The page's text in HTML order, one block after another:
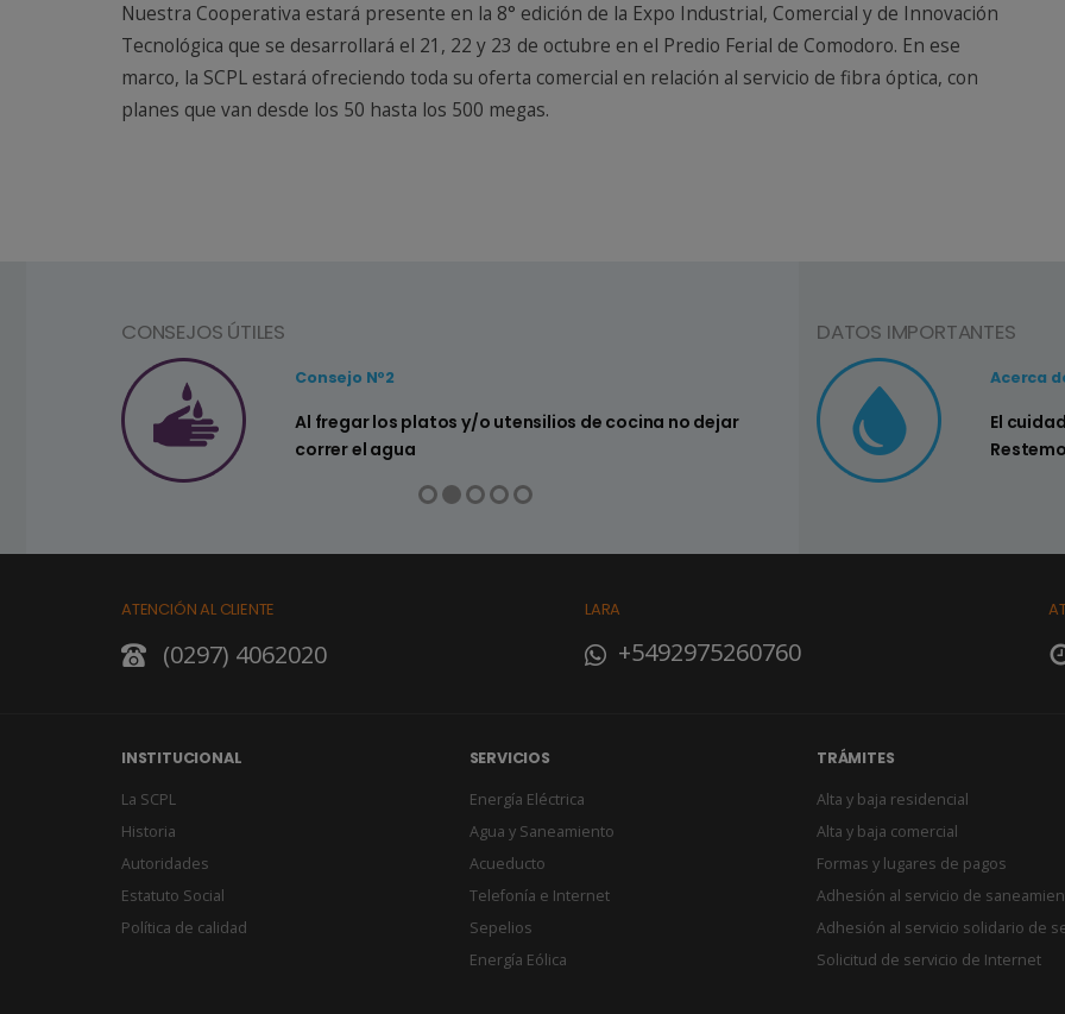
Nuestra Cooperativa estará presente en la 8° edición de la Expo Industrial, Comercial y de Innovación
Tecnológica que se desarrollará el 21, 22 y 23 de octubre en el Predio Ferial de Comodoro. En ese
marco, la SCPL estará ofreciendo toda su oferta comercial en relación al servicio de fibra óptica, con
planes que van desde los 50 hasta los 500 megas.
CONSEJOS ÚTILES
Consejo Nº2
Al fregar los platos y/o utensilios de cocina no dejar
correr el agua
Consejo Nº3
Controlar
su hogar
DATOS IMPORTANTES
Acerca
El
ATENCIÓN AL CLIENTE
(0297) 4062020
LARA
+5492975260760
INSTITUCIONAL
La SCPL
Historia
Autoridades
Estatuto Social
Política de calidad
SERVICIOS
Energía Eléctrica
Agua y Saneamiento
Acueducto
Telefonía e Internet
Sepelios
Energía Eólica
TRÁMITES
Alta y baja residencial
Alta y baja comercial
Formas y lugares de pagos
Adhesión al servicio de
Adhesión al servicio solidario de
Solicitud de servicio de Internet